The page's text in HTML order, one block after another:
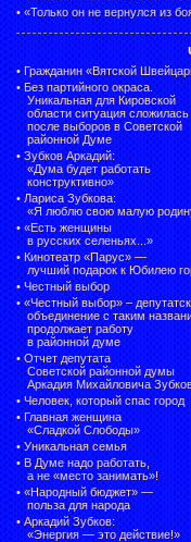
• «Только он не вернулся из
• Гражданин «Вятской
• Без партийного окраса.
Уникальная для Кировской
области ситуация сложилась
после выборов в Советской
районной Думе
• Зубков Аркадий:
«Дума будет работать
конструктивно»
• Лариса Зубкова:
«Я люблю свою малую
• «Есть женщины
в русских селеньях...»
• Кинотеатр «Парус» —
лучший подарок к Юбилею
• Честный выбор
• «Честный выбор» –
объединение с таким
продолжает работу
в районной думе
• Отчет депутата
Советской районной думы
Аркадия Михайловича
• Человек, который спас город
• Главная женщина
«Сладкой Слободы»
• Уникальная семья
• В Думе надо работать,
а не «место занимать»!
• «Народный бюджет» —
польза для народа
• Аркадий Зубков:
«Энергия — это действие!»